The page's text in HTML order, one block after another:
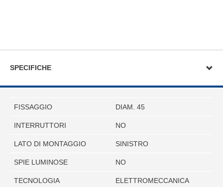
SPECIFICHE
FISSAGGIO DIAM. 45
INTERRUTTORI NO
LATO DI MONTAGGIO SINISTRO
SPIE LUMINOSE NO
TECNOLOGIA ELETTROMECCANICA